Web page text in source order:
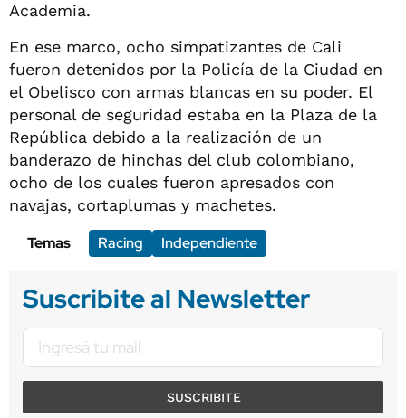
Academia.
En ese marco, ocho simpatizantes de Cali
fueron detenidos por la Policía de la Ciudad en
el Obelisco con armas blancas en su poder. El
personal de seguridad estaba en la Plaza de la
República debido a la realización de un
banderazo de hinchas del club colombiano,
ocho de los cuales fueron apresados con
navajas, cortaplumas y machetes.
Temas
Racing Independiente
Suscribite al Newsletter
SUSCRIBITE